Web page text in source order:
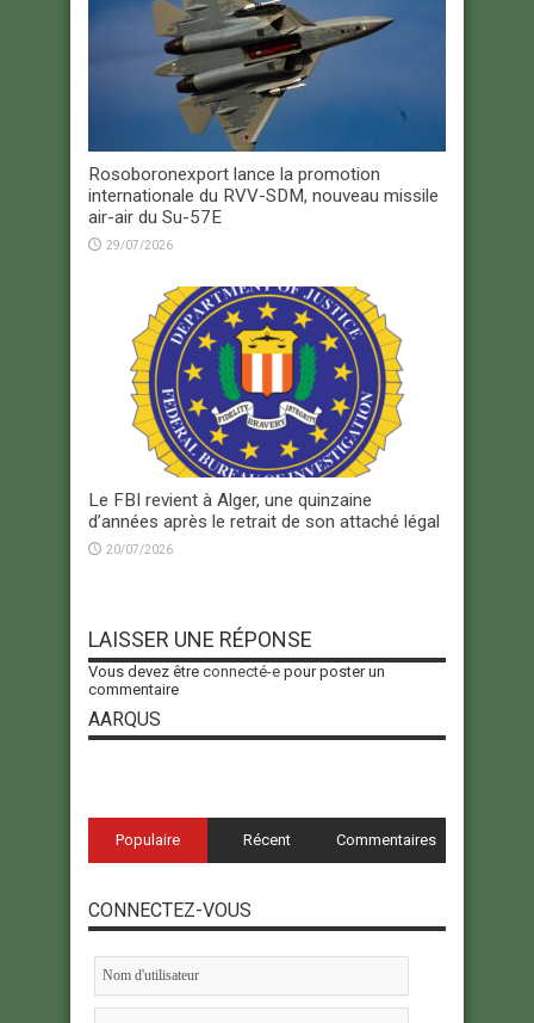
Rosoboronexport lance la promotion
internationale du RVV-SDM, nouveau missile
air-air du Su-57E
29/07/2026
Le FBI revient à Alger, une quinzaine
d’années après le retrait de son attaché légal
20/07/2026
LAISSER UNE RÉPONSE
Vous devez être connecté-e pour poster un
commentaire
AARQUS
Populaire Récent Commentaires
CONNECTEZ-VOUS